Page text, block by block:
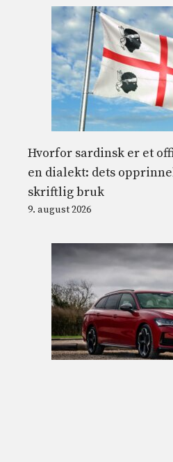
Hvorfor sardinsk er et
en dialekt: dets
skriftlig bruk
9. august 2026